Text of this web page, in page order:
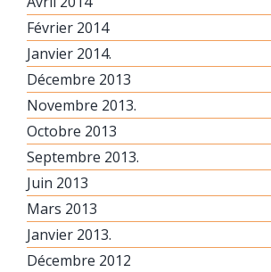
Février 2014
Janvier 2014.
Décembre 2013
Novembre 2013.
Octobre 2013
Septembre 2013.
Juin 2013
Mars 2013
Janvier 2013.
Décembre 2012